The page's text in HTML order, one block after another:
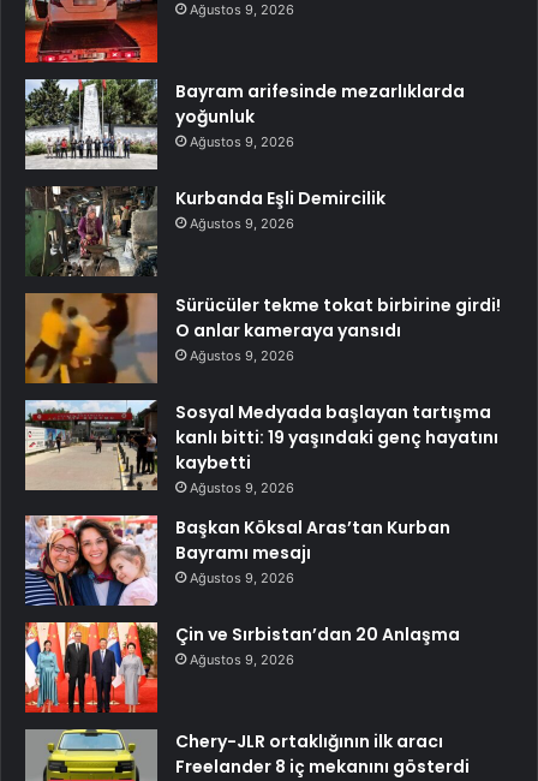
Ağustos 9, 2026
Bayram arifesinde mezarlıklarda
yoğunluk
Ağustos 9, 2026
Kurbanda Eşli Demircilik
Ağustos 9, 2026
Sürücüler tekme tokat birbirine girdi!
O anlar kameraya yansıdı
Ağustos 9, 2026
Sosyal Medyada başlayan tartışma
kanlı bitti: 19 yaşındaki genç hayatını
kaybetti
Ağustos 9, 2026
Başkan Köksal Aras’tan Kurban
Bayramı mesajı
Ağustos 9, 2026
Çin ve Sırbistan’dan 20 Anlaşma
Ağustos 9, 2026
Chery-JLR ortaklığının ilk aracı
Freelander 8 iç mekanını gösterdi